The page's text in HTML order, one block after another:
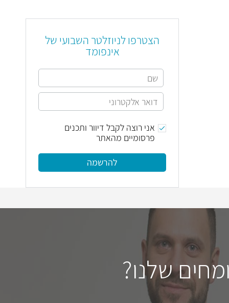
הצטרפו לניוזלטר השבועי של
אינפומד
אני רוצה לקבל דיוור ותכנים
פרסומיים מהאתר
להרשמה
שלנו?